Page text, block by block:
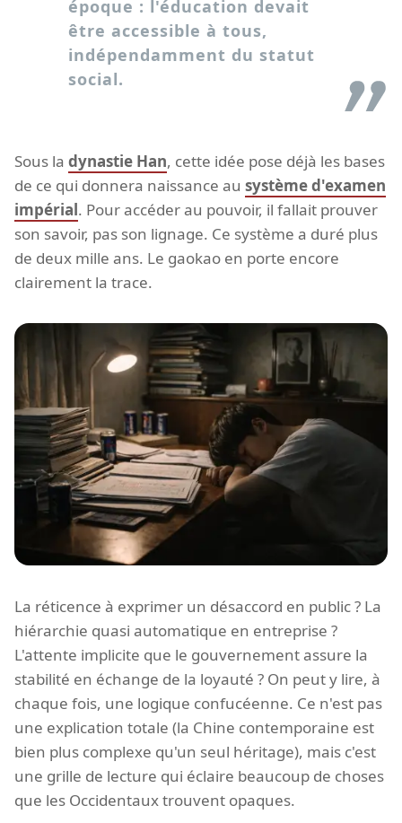
époque : l'éducation devait
être accessible à tous,
indépendamment du statut
social.
Sous la dynastie Han, cette idée pose déjà les bases
de ce qui donnera naissance au système d'examen
impérial. Pour accéder au pouvoir, il fallait prouver
son savoir, pas son lignage. Ce système a duré plus
de deux mille ans. Le gaokao en porte encore
clairement la trace.
La réticence à exprimer un désaccord en public ? La
hiérarchie quasi automatique en entreprise ?
L'attente implicite que le gouvernement assure la
stabilité en échange de la loyauté ? On peut y lire, à
chaque fois, une logique confucéenne. Ce n'est pas
une explication totale (la Chine contemporaine est
bien plus complexe qu'un seul héritage), mais c'est
une grille de lecture qui éclaire beaucoup de choses
que les Occidentaux trouvent opaques.